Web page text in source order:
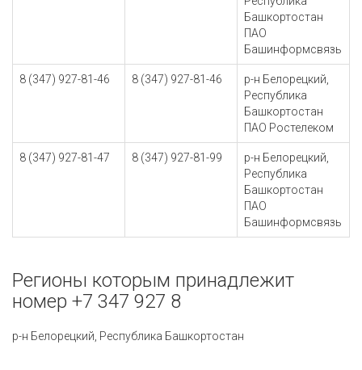
Башкортостан
ПАО
Башинформсвязь
8 (347) 927-81-46 8 (347) 927-81-46
р-н Белорецкий,
Республика
Башкортостан
ПАО Ростелеком
8 (347) 927-81-47 8 (347) 927-81-99
р-н Белорецкий,
Республика
Башкортостан
ПАО
Башинформсвязь
Регионы которым принадлежит
номер +7 347 927 8
р-н Белорецкий, Республика Башкортостан